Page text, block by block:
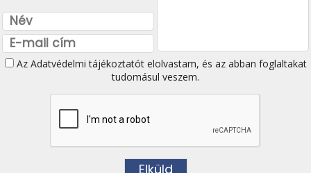
Az Adatvédelmi tájékoztatótelolvastam, és az abban foglaltakat
tudomásul veszem.